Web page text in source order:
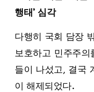
행태’ 심각
다행히 국회 담장
보호하고 민주주
들이 나섰고, 결국
이 해제되었다.